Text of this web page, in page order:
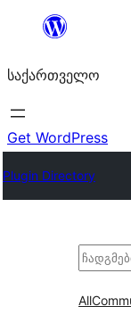
შიგთავსზე
საქართველო
Get WordPress
Plugin Directory
ძებნა
All